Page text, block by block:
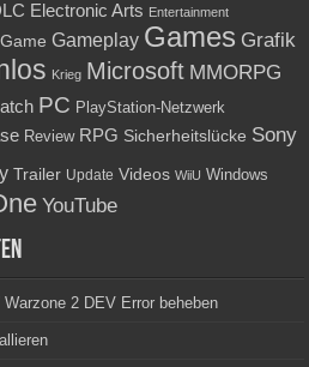
Electronic Arts Entertainment
Game Gameplay Games Grafik
Krieg Microsoft MMORPG
PC PlayStation-Netzwerk
Review RPG Sicherheitslücke Sony
Trailer Update Videos WiiU Windows
YouTube
2 DEV Error beheben